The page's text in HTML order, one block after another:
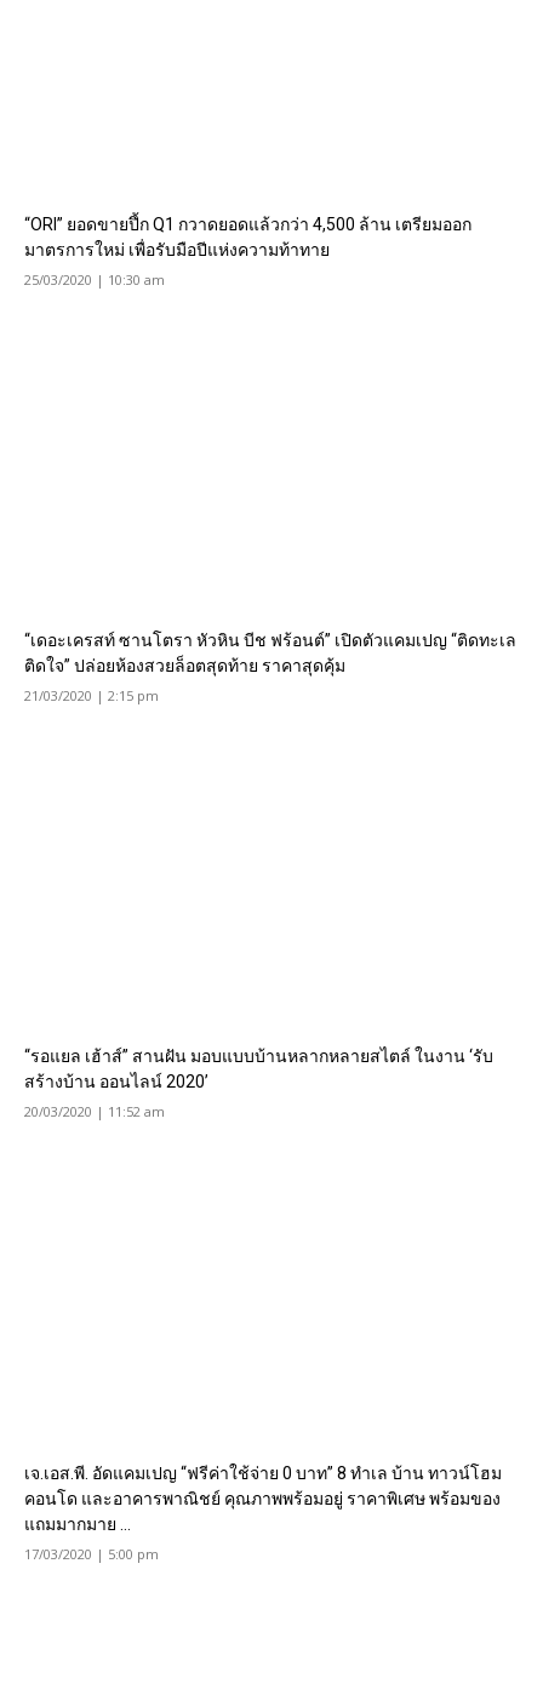
“ORI” ยอดขายปึ้ก Q1 กวาดยอดแล้วกว่า 4,500 ล้าน เตรียมออก
มาตรการใหม่ เพื่อรับมือปีแห่งความท้าทาย
25/03/2020 | 10:30 am
“เดอะเครสท์ ซานโตรา หัวหิน บีช ฟร้อนต์” เปิดตัวแคมเปญ “ติดทะเล
ติดใจ” ปล่อยห้องสวยล็อตสุดท้าย ราคาสุดคุ้ม
21/03/2020 | 2:15 pm
“รอแยล เฮ้าส์” สานฝัน มอบแบบบ้านหลากหลายสไตล์ ในงาน ‘รับ
สร้างบ้าน ออนไลน์ 2020’
20/03/2020 | 11:52 am
เจ.เอส.พี. อัดแคมเปญ “ฟรีค่าใช้จ่าย 0 บาท” 8 ทำเล บ้าน ทาวน์โฮม
คอนโด และอาคารพาณิชย์ คุณภาพพร้อมอยู่ ราคาพิเศษ พร้อมของ
แถมมากมาย ...
17/03/2020 | 5:00 pm